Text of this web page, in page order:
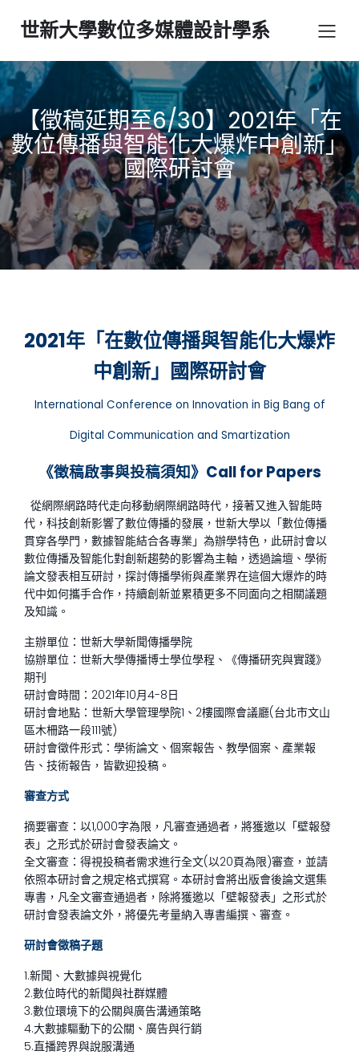
世新大學數位多媒體設計學系
【徵稿延期至6/30】2021年「在
數位傳播與智能化大爆炸中創新」
國際研討會
2021年「在數位傳播與智能化大爆炸
中創新」國際研討會
International Conference on Innovation in Big Bang of
Digital Communication and Smartization
《徵稿啟事與投稿須知》 Call for Papers
從網際網路時代走向移動網際網路時代，接著又進入智能時
代，科技創新影響了數位傳播的發展，世新大學以「數位傳播
貫穿各學門，數據智能結合各專業」為辦學特色，此研討會以
數位傳播及智能化對創新趨勢的影響為主軸，透過論壇、學術
論文發表相互研討，探討傳播學術與產業界在這個大爆炸的時
代中如何攜手合作，持續創新並累積更多不同面向之相關議題
及知識。
主辦單位：世新大學新聞傳播學院
協辦單位：世新大學傳播博士學位學程、《傳播研究與實踐》
期刊
研討會時間：2021年10月4-8日
研討會地點：世新大學管理學院1、2樓國際會議廳(台北市文山
區木柵路一段111號)
研討會徵件形式：學術論文、個案報告、教學個案、產業報
告、技術報告，皆歡迎投稿。
審查方式
摘要審查：以1,000字為限，凡審查通過者，將獲邀以「壁報發
表」之形式於研討會發表論文。
全文審查：得視投稿者需求進行全文(以20頁為限)審查，並請
依照本研討會之規定格式撰寫。本研討會將出版會後論文選集
專書，凡全文審查通過者，除將獲邀以「壁報發表」之形式於
研討會發表論文外，將優先考量納入專書編撰、審查。
研討會徵稿子題
1.新聞、大數據與視覺化
2.數位時代的新聞與社群媒體
3.數位環境下的公關與廣告溝通策略
4.大數據驅動下的公關、廣告與行銷
5.直播跨界與說服溝通